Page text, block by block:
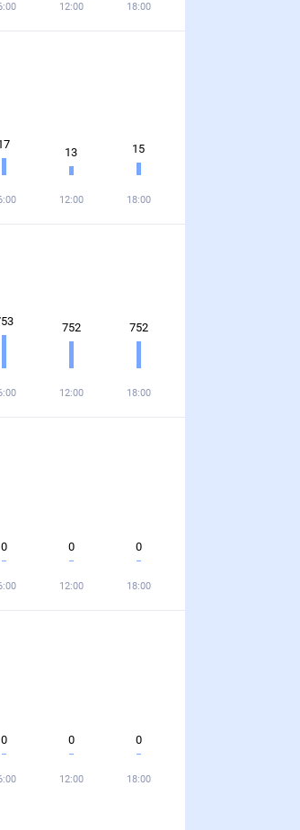
12:00 18:00
13
12:00
15
18:00
752
12:00
752
18:00
0 0
12:00
0
18:00
0 0
12:00
0
18:00